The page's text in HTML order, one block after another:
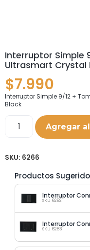
Interruptor Simple
Ultrasmart Crystal
$7.990
Interruptor Simple 9/12 +
Black
Agregar
SKU: 6266
Productos
SKU 6282
SKU 6283